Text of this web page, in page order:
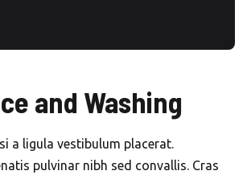
and Washing
a ligula vestibulum placerat.
pulvinar nibh sed convallis. Cras